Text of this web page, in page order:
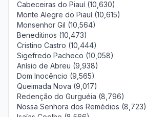
Cabeceiras do Piauí (10,630)
Monte Alegre do Piauí (10,615)
Monsenhor Gil (10,564)
Beneditinos (10,473)
Cristino Castro (10,444)
Sigefredo Pacheco (10,058)
Anísio de Abreu (9,938)
Dom Inocêncio (9,565)
Queimada Nova (9,017)
Redenção do Gurguéia (8,796)
Nossa Senhora dos Remédios (8,723)